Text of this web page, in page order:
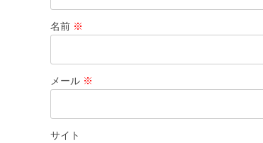
名前 ※
メール ※
サイト